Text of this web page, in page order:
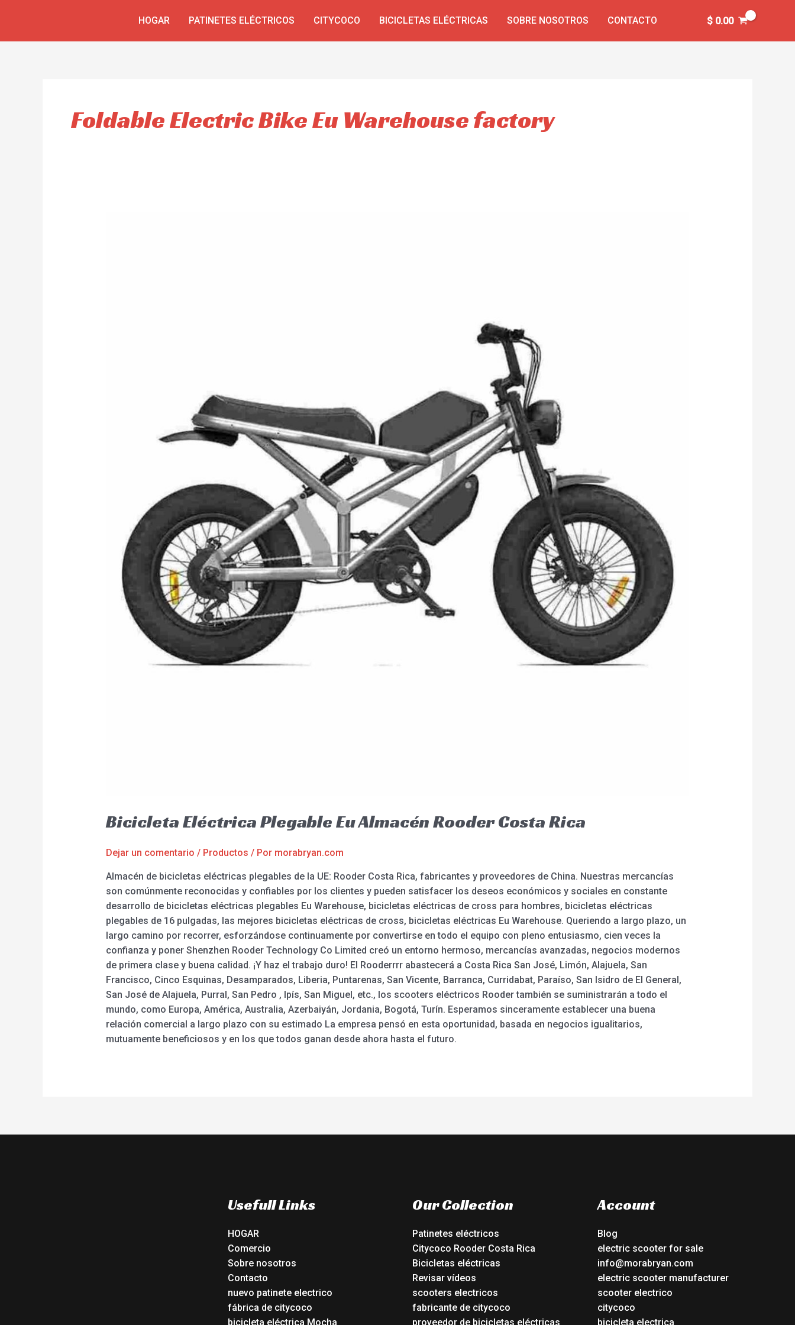
HOGAR PATINETES ELÉCTRICOS CITYCOCO BICICLETAS ELÉCTRICAS SOBRE NOSOTROS CONTACTO $0.00
Foldable Electric Bike Eu Warehouse factory
Bicicleta Eléctrica Plegable Eu Almacén Rooder Costa Rica
Dejar un comentario / Productos / Por morabryan.com
Almacén de bicicletas eléctricas plegables de la UE: Rooder Costa Rica, fabricantes y proveedores de China. Nuestras mercancías
son comúnmente reconocidas y confiables por los clientes y pueden satisfacer los deseos económicos y sociales en constante
desarrollo de bicicletas eléctricas plegables Eu Warehouse, bicicletas eléctricas de cross para hombres, bicicletas eléctricas
plegables de 16 pulgadas, las mejores bicicletas eléctricas de cross, bicicletas eléctricas Eu Warehouse. Queriendo a largo plazo, un
largo camino por recorrer, esforzándose continuamente por convertirse en todo el equipo con pleno entusiasmo, cien veces la
confianza y poner Shenzhen Rooder Technology Co Limited creó un entorno hermoso, mercancías avanzadas, negocios modernos
de primera clase y buena calidad. ¡Y haz el trabajo duro! El Rooderrrr abastecerá a Costa Rica San José, Limón, Alajuela, San
Francisco, Cinco Esquinas, Desamparados, Liberia, Puntarenas, San Vicente, Barranca, Curridabat, Paraíso, San Isidro de El General,
San José de Alajuela, Purral, San Pedro , Ipís, San Miguel, etc., los scooters eléctricos Rooder también se suministrarán a todo el
mundo, como Europa, América, Australia, Azerbaiyán, Jordania, Bogotá, Turín. Esperamos sinceramente establecer una buena
relación comercial a largo plazo con su estimado La empresa pensó en esta oportunidad, basada en negocios igualitarios,
mutuamente beneficiosos y en los que todos ganan desde ahora hasta el futuro.
Usefull Links
HOGAR
Comercio
Sobre nosotros
Contacto
nuevo patinete electrico
fábrica de citycoco
bicicleta eléctrica Mocha
Our Collection
Patinetes eléctricos
Citycoco Rooder Costa Rica
Bicicletas eléctricas
Revisar vídeos
scooters electricos
fabricante de citycoco
proveedor de bicicletas eléctricas
Account
Blog
electric scooter for sale
info@morabryan.com
electric scooter manufacturer
scooter electrico
citycoco
bicicleta electrica